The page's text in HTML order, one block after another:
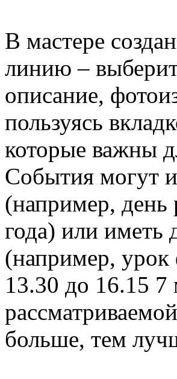
В мастере
линию –
описание,
пользуясь
которые важны
События могут
(например,
года) или иметь
(например, урок
13.30 до 16.15 7
больше, тем